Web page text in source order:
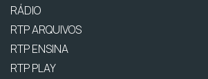
RÁDIO
RTP ARQUIVOS
RTP ENSINA
RTP PLAY